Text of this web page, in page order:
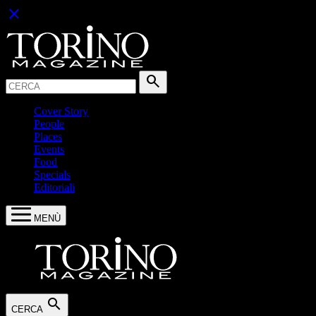
close
search
Cover Story
People
Places
Events
Food
Specials
Editoriali
MENÙ
CERCA search